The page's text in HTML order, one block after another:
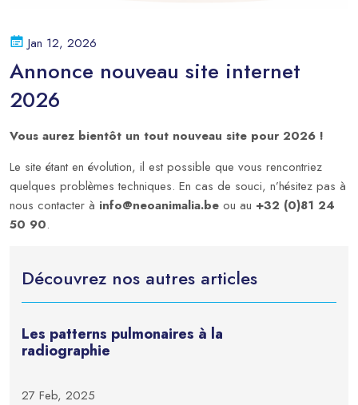
Jan 12, 2026
Annonce nouveau site internet
2026
Vous aurez bientôt un tout nouveau site pour 2026 !
Le site étant en évolution, il est possible que vous rencontriez
quelques problèmes techniques. En cas de souci, n’hésitez pas à
nous contacter à info@neoanimalia.be ou au +32 (0)81 24
50 90.
Découvrez nos autres articles
Les patterns pulmonaires à la
radiographie
27 Feb, 2025